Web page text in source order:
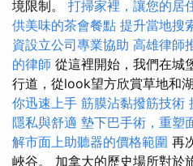
境限制。 打掃家裡，讓您的居
供美味的茶會餐點 提升當地搜
資設立公司專業協助 高雄律師
的律師 從這裡開始，我們在城
行道，從look望方欣賞草地和
你迅速上手 筋膜沾黏撥筋技術
隱私與舒適 墊下巴手術，重塑
解市面上助聽器的價格範圍 再
峽谷。 加拿大的歷史場所對於